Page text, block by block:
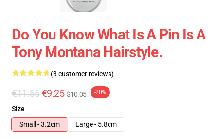
Do You Know What Is A Pin Is A
Tony Montana Hairstyle.
(3 customer reviews)
€11.56 €9.25 $10.05 -20%
Size
Small - 3.2cm
Large - 5.8cm